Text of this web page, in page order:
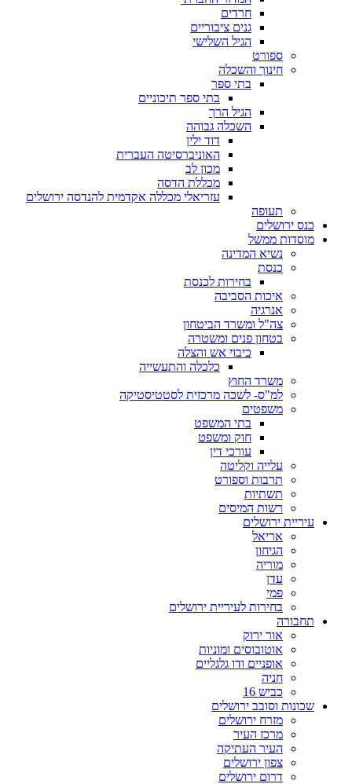
גנים ציבוריים
הגיל השלישי
חינוך והשכלה
בתי ספר
בתי ספר תיכוניים
הגיל הרך
השכלה גבוהה
דוד ילין
האוניברסיטה העברית
מכון לב
מכללת הדסה
עזריאלי מכללה אקדמית להנדסה ירושלים
ירושלים
ממשל
נשיא המדינה
בחירות לכנסת
איכות הסביבה
צה"ל ומשרד הביטחון
בטחון פנים ומשטרה
כיבוי אש והצלה
כלכלה והתעשייה
משרד החוץ
למ"ס- לשכה מרכזית לסטטיסטיקה
משפטים
בתי המשפט
חוק ומשפט
עורכי דין
עלייה וקליטה
תרבות וספורט
תשתיות
רשות המיסים
ירושלים
בחירות לעיריית ירושלים
אור ירוק
אוטובוסים ומוניות
אופניים ודו גלגליים
וסובב ירושלים
מזרח ירושלים
מרכז העיר
העיר העתיקה
צפון ירושלים
דרום ירושלים